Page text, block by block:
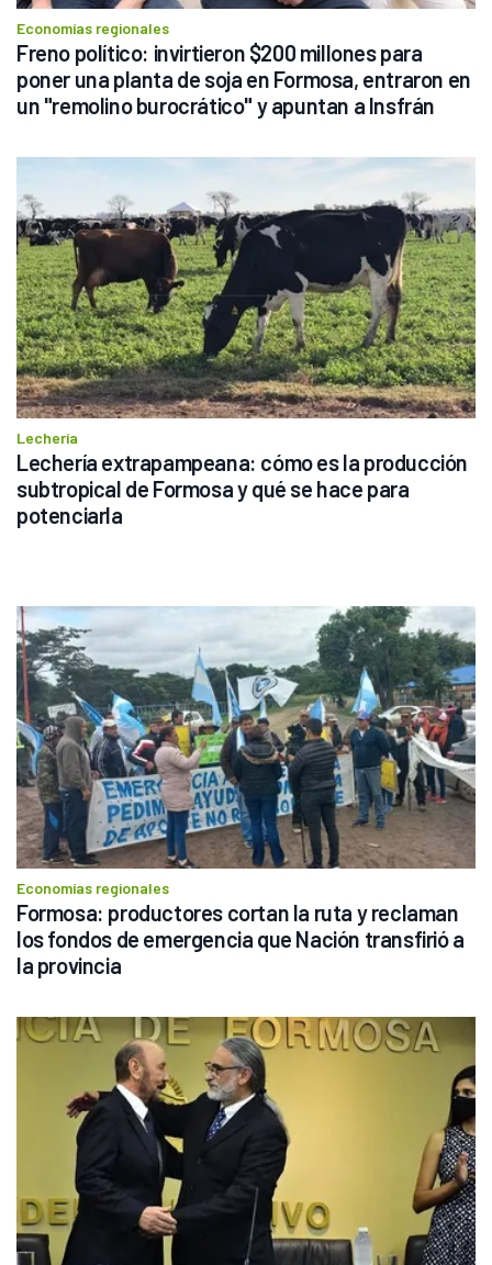
Economías regionales
Freno político: invirtieron $200 millones para
poner una planta de soja en Formosa, entraron en
un "remolino burocrático" y apuntan a Insfrán
Lechería
Lechería extrapampeana: cómo es la producción
subtropical de Formosa y qué se hace para
potenciarla
Economías regionales
Formosa: productores cortan la ruta y reclaman
los fondos de emergencia que Nación transfirió a
la provincia